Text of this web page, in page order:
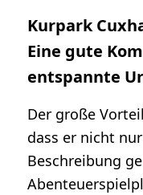
Kurpark
Eine gute
entspannte
Der große
dass er nicht
Beschreibung